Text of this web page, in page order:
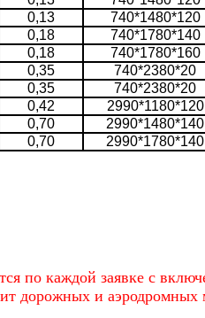
0,13 740*1480*120
0,18 740*1780*140
0,18 740*1780*160
0,35 740*2380*20
0,35 740*2380*20
0,42 2990*1180*120
0,70 2990*1480*140
0,70 2990*1780*140
по каждой заявке с
дорожных и